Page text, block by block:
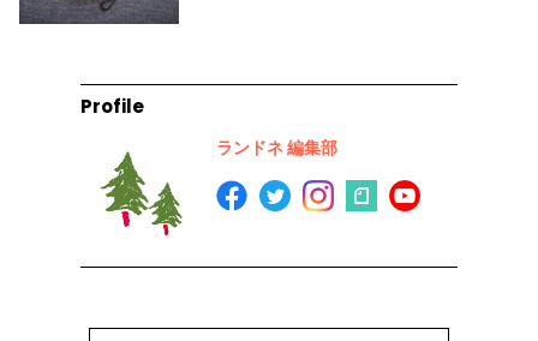
Profile
ランドネ 編集部